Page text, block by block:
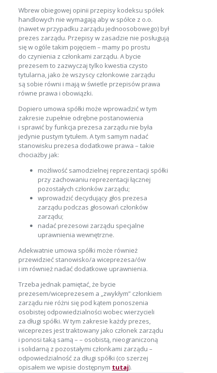
Wbrew obiegowej opinii przepisy kodeksu spółek
handlowych nie wymagają aby w spółce z o.o.
(nawet w przypadku zarządu jednoosobowego) był
prezes zarządu. Przepisy w zasadzie nie posługują
się w ogóle takim pojęciem – mamy po prostu
do czynienia z członkami zarządu. A bycie
prezesem to zazwyczaj tylko kwestia czysto
tytularna, jako że wszyscy członkowie zarządu
są sobie równi i mają w świetle przepisów prawa
równe prawa i obowiązki.
Dopiero umowa spółki może wprowadzić w tym
zakresie zupełnie odrębne postanowienia
i sprawić by funkcja prezesa zarządu nie była
jedynie pustym tytułem. A tym samym nadać
stanowisku prezesa dodatkowe prawa – takie
chociażby jak:
możliwość samodzielnej reprezentacji spółki
przy zachowaniu reprezentacji łącznej
pozostałych członków zarządu;
wprowadzić decydujący głos prezesa
zarządu podczas głosowań członków
zarządu;
nadać prezesowi zarządu specjalne
uprawnienia wewnętrzne.
Adekwatnie umowa spółki może również
przewidzieć stanowisko/a wiceprezesa/ów
i im również nadać dodatkowe uprawnienia.
Trzeba jednak pamiętać, że bycie
prezesem/wiceprezesem a „zwykłym” członkiem
zarządu nie różni się pod kątem ponoszenia
osobistej odpowiedzialności wobec wierzycieli
za długi spółki. W tym zakresie każdy prezes,
wiceprezes jest traktowany jako członek zarządu
i ponosi taką samą – – osobistą, nieograniczoną
i solidarną z pozostałymi członkami zarządu –
odpowiedzialność za długi spółki (co szerzej
opisałem we wpisie dostępnym tutaj).